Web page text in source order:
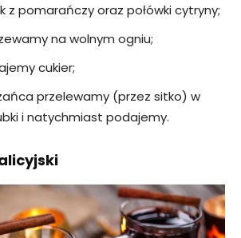
z pomarańczy oraz połówki cytryny;
na wolnym ogniu;
cukier;
przelewamy (przez sitko) w
i natychmiast podajemy.